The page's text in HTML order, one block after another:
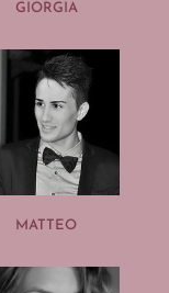
GIORGIA
MATTEO